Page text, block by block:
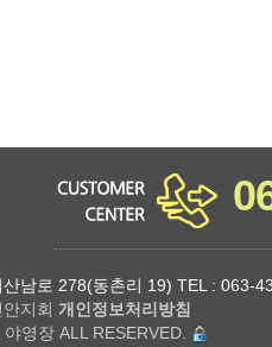
남로 278(동촌리 19) TEL : 063-
지회 개인정보처리방침
영장 ALL RESERVED.